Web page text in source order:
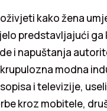
kako žena
predstavljajući ga
i napuštanja
modna
i televizije,
kroz mobitele,